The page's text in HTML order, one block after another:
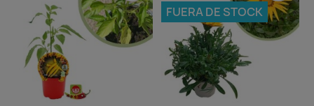
FUERA DE STOCK